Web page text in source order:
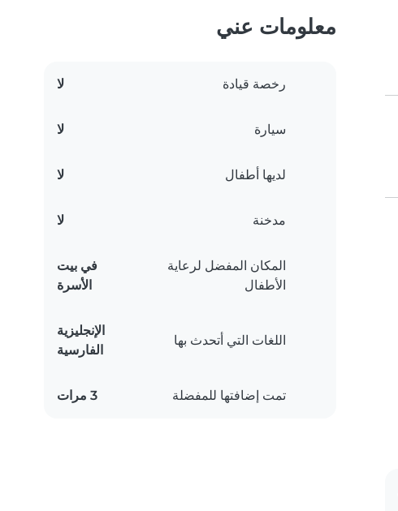
معلومات عني
رخصة قيادة لا
سيارة لا
لديها أطفال لا
مدخنة لا
المكان المفضل لرعاية
الأطفال
في بيت
الأسرة
اللغات التي أتحدث بها
الإنجليزية
الفارسية
تمت إضافتها للمفضلة 3 مرات